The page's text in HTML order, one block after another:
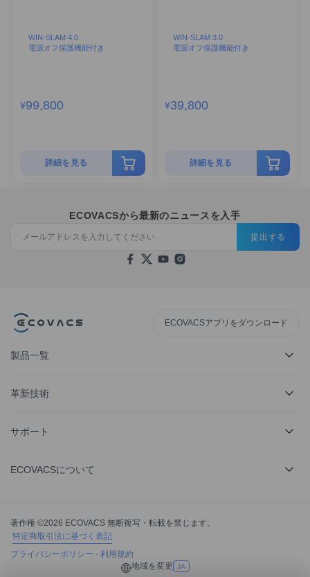
WIN-SLAM 4.0
電源オフ保護機能付き
¥99,800
詳細を見る
WIN-SLAM 3.0
電源オフ保護機能付き
¥39,800
詳細を見る
ECOVACSから最新のニュースを入手
提出する
ECOVACSアプリをダウンロード
製品一覧
革新技術
サポート
ECOVACSについて
著作権 ©2026 ECOVACS 無断複写・転載を禁じます。
特定商取引法に基づく表記
プライバシーポリシー · 利用規約
地域を変更
JA